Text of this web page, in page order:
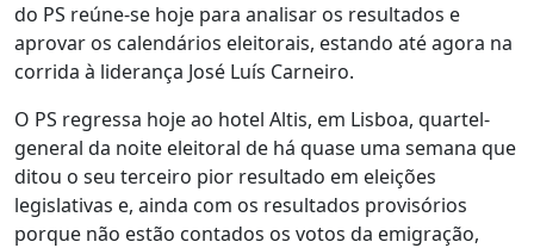
do PS reúne-se hoje para analisar os resultados e
aprovar os calendários eleitorais, estando até agora na
corrida à liderança José Luís Carneiro.
O PS regressa hoje ao hotel Altis, em Lisboa, quartel-
general da noite eleitoral de há quase uma semana que
ditou o seu terceiro pior resultado em eleições
legislativas e, ainda com os resultados provisórios
porque não estão contados os votos da emigração,